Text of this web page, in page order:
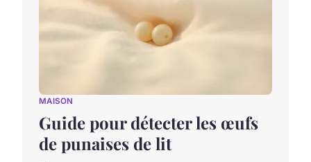
MAISON
Guide pour détecter les œufs
de punaises de lit